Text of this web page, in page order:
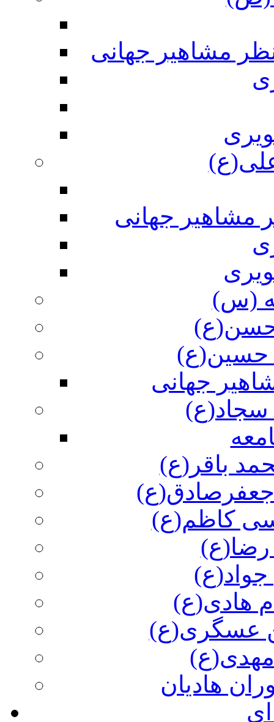
مشاهیر جهانی
مشاهیر جهانی
(س)
حسن(ع)
حسین(ع)
جهانی
سجاد(ع)
باقر(ع)
جعفرصادق(ع)
کاظم(ع)
هادی(ع)
عسگری(ع)
هادیان